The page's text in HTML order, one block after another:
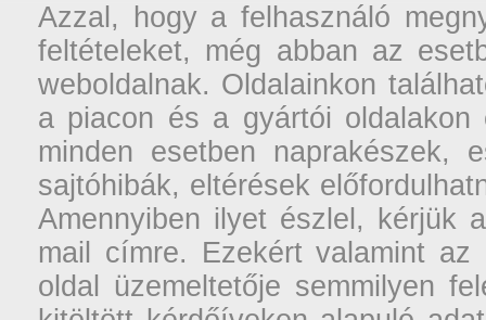
Azzal, hogy a felhasználó
feltételeket, még abban az
weboldalnak. Oldalainkon
a piacon és a gyártói oldalakon
minden esetben naprakészek,
sajtóhibák, eltérések
Amennyiben ilyet észlel, kérjük
mail címre. Ezekért valamint
oldal üzemeltetője semmilyen